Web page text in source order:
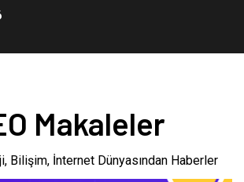
Makaleler
Bilişim, İnternet Dünyasından Haberler